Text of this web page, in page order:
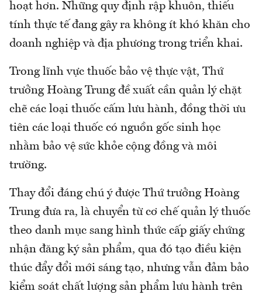
hoạt hơn. Những quy định rập khuôn, thiếu
tính thực tế đang gây ra không ít khó khăn cho
doanh nghiệp và địa phương trong triển khai.
Trong lĩnh vực thuốc bảo vệ thực vật, Thứ
trưởng Hoàng Trung đề xuất cần quản lý chặt
chẽ các loại thuốc cấm lưu hành, đồng thời ưu
tiên các loại thuốc có nguồn gốc sinh học
nhằm bảo vệ sức khỏe cộng đồng và môi
trường.
Thay đổi đáng chú ý được Thứ trưởng Hoàng
Trung đưa ra, là chuyển từ cơ chế quản lý thuốc
theo danh mục sang hình thức cấp giấy chứng
nhận đăng ký sản phẩm, qua đó tạo điều kiện
thúc đẩy đổi mới sáng tạo, nhưng vẫn đảm bảo
kiểm soát chất lượng sản phẩm lưu hành trên